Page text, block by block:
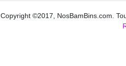
Copyright ©2017, NosBamBins.com.